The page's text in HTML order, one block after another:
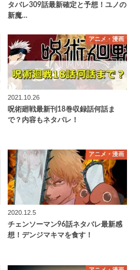
タバレ309話最新確定と予想！ユノの
新魔…
アニメ・漫画
2021.10.26
呪術廻戦最新刊18巻収録話何話ま
で？内容もネタバレ！
アニメ・漫画
2020.12.5
チェンソーマン96話ネタバレ最新感
想！デンジマキマを食す！